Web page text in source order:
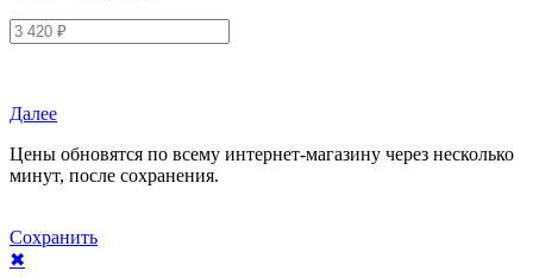
Далее
Цены обновятся по всему интернет-магазину через несколько
минут, после сохранения.
Сохранить
✖